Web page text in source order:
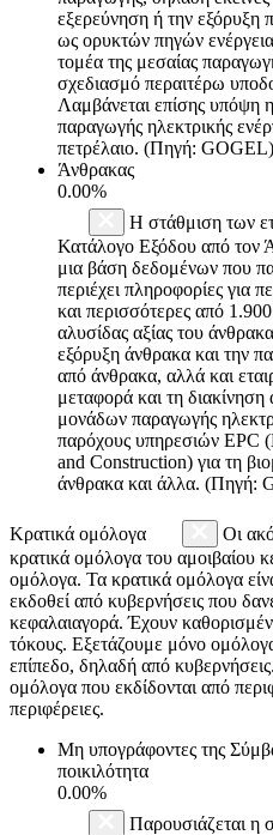
εξερεύνηση ή την εξόρυξη
ως ορυκτών πηγών
τομέα της μεσαίας
σχεδιασμό περαιτέρω
Λαμβάνεται επίσης υπόψη
παραγωγής ηλεκτρικής
πετρέλαιο. (Πηγή: GOGEL)
Άνθρακας
0.00%
Η στάθμιση των
Κατάλογο Εξόδου από τον
μια βάση δεδομένων που
περιέχει πληροφορίες για
και περισσότερες από
αλυσίδας αξίας του
εξόρυξη άνθρακα και την
από άνθρακα, αλλά και
μεταφορά και τη
μονάδων παραγωγής
παρόχους υπηρεσιών EPC
and Construction) για τη
άνθρακα και άλλα. (Πηγή:
Κρατικά ομόλογα
Οι
κρατικά ομόλογα του αμοιβαίου
ομόλογα. Τα κρατικά ομόλογα
εκδοθεί από κυβερνήσεις που
κεφαλαιαγορά. Έχουν
τόκους. Εξετάζουμε μόνο
επίπεδο, δηλαδή από
ομόλογα που εκδίδονται από
περιφέρειες.
Μη υπογράφοντες της
ποικιλότητα
0.00%
Παρουσιάζεται η